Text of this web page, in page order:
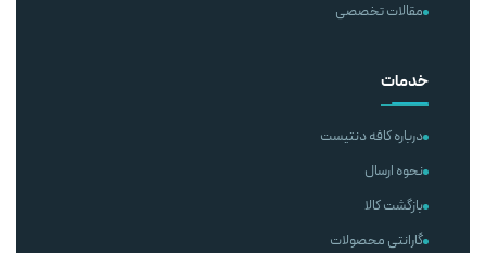
مقالات تخصصی
خدمات
درباره کافه دنتیست
نحوه ارسال
بازگشت کالا
گارانتی محصولات